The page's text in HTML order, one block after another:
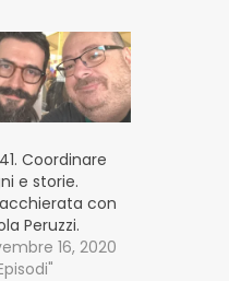
Coordinare
e storie.
con
Peruzzi.
16, 2020